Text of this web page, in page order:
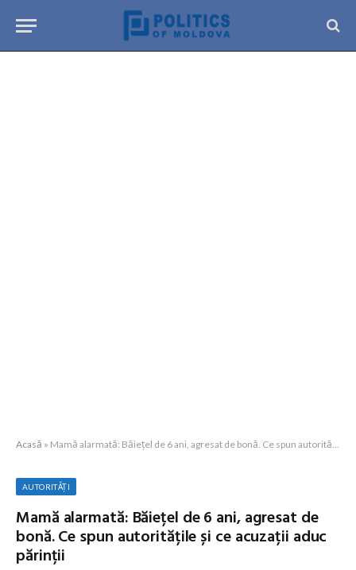
Acasă » Mamă alarmată: Băiețel de 6 ani, agresat de bonă. Ce spun autoritățile și ce acuzații aduc părinții
AUTORITĂȚI
Mamă alarmată: Băiețel de 6 ani, agresat de
bonă. Ce spun autoritățile și ce acuzații aduc
părinții